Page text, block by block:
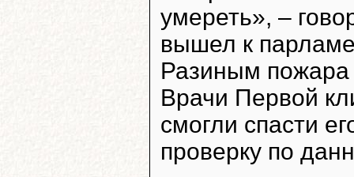
умереть», –
вышел к
Разиным пожара
Врачи Первой
смогли спасти
проверку по